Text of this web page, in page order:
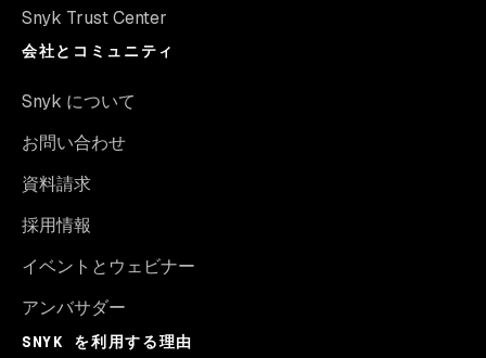
Snyk Trust Center
会社とコミュニティ
Snyk について
お問い合わせ
資料請求
採用情報
イベントとウェビナー
アンバサダー
SNYK を利用する理由